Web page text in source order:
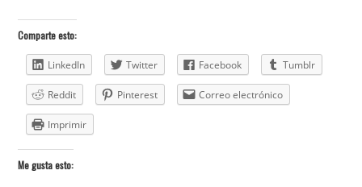
Comparte esto:
LinkedIn Twitter Facebook Tumblr
Reddit Pinterest Correo electrónico
Imprimir
Me gusta esto: